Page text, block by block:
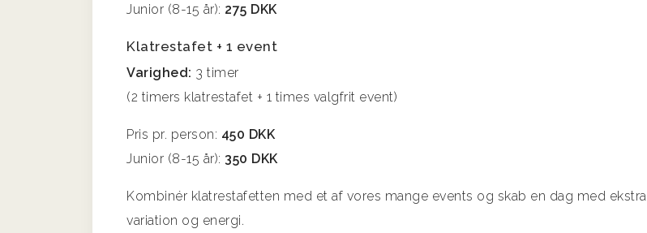
Junior (8-15 år): 275 DKK
Klatrestafet + 1 event
Varighed: 3 timer
(2 timers klatrestafet + 1 times valgfrit event)
Pris pr. person: 450 DKK
Junior (8-15 år): 350 DKK
Kombinér klatrestafetten med et af vores mange events og skab en dag med ekstra
variation og energi.